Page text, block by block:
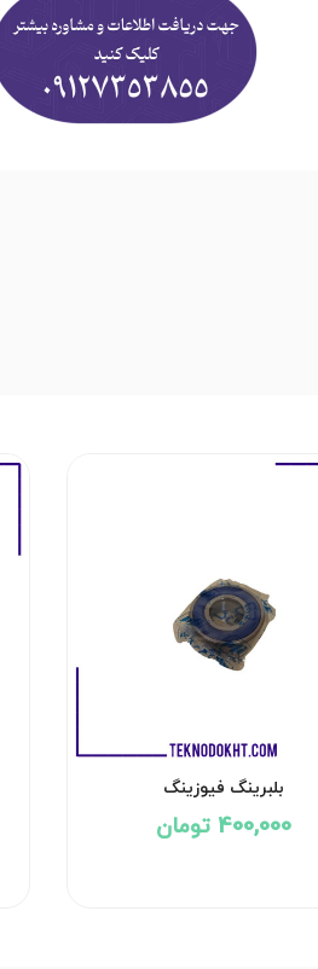
بلبرینگ فیوزینگ
400,000 تومان